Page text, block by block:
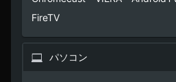
FireTV
パソコン